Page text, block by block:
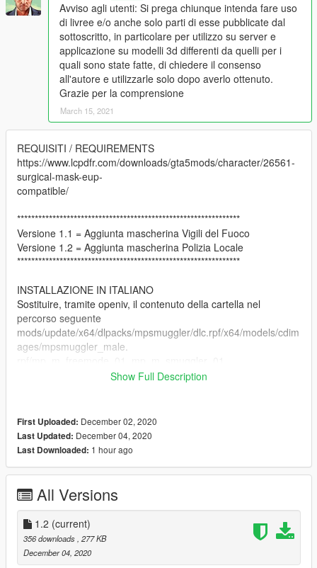
Avviso agli utenti: Si prega chiunque intenda fare uso
di livree e/o anche solo parti di esse pubblicate dal
sottoscritto, in particolare per utilizzo su server e
applicazione su modelli 3d differenti da quelli per i
quali sono state fatte, di chiedere il consenso
all'autore e utilizzarle solo dopo averlo ottenuto.
Grazie per la comprensione
March 15, 2021
REQUISITI / REQUIREMENTS
https://www.lcpdfr.com/downloads/gta5mods/character/26561-
surgical-mask-eup-
compatible/
***************************************************************
Versione 1.1 = Aggiunta mascherina Vigili del Fuoco
Versione 1.2 = Aggiunta mascherina Polizia Locale
***************************************************************
INSTALLAZIONE IN ITALIANO
Sostituire, tramite openiv, il contenuto della cartella nel
percorso seguente
mods/update/x64/dlpacks/mpsmuggler/dlc.rpf/x64/models/cdim
ages/mpsmuggler_male.
path
mods/update/x64/dlpacks/mpsmuggler/dlc.rpf/x64/models/cdim
ages/mpsmuggler_male.
CREDITI / CREDITS
https://www.lcpdfr.com/downloads/gta5mods/character/26561-
surgical-mask-eup-compatible/
Show Full Description
First Uploaded: December 02, 2020
Last Updated: December 04, 2020
Last Downloaded: 1 hour ago
All Versions
1.2 (current)
356 downloads , 277 KB
December 04, 2020